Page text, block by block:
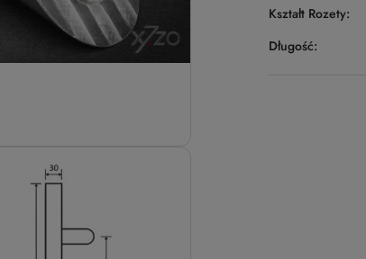
Kształt Rozety:
Długość: